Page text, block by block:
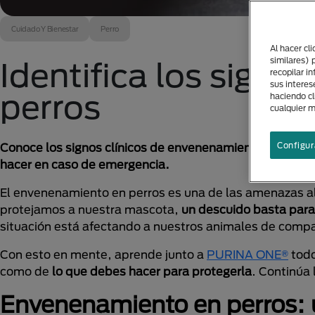
Cuidado Y Bienestar Perro
Identifica los
perros
Conoce los signos clínicos de envenenamiento en
hacer en caso de emergencia.
El envenenamiento en perros es una de las
protejamos a nuestra mascota, un descuido basta
situación está afectando a nuestros animales de
Con esto en mente, aprende junto a PURINA ONE®
como de lo que debes hacer para protegerla. Continúa
Envenenamiento en
Al hacer
similares)
recopilar
sus
haciendo
cualquier